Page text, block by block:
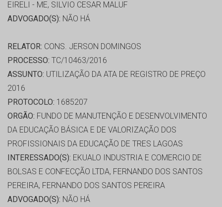
EIRELI - ME, SILVIO CESAR MALUF
ADVOGADO(S): NÃO HÁ
RELATOR: CONS. JERSON DOMINGOS
PROCESSO: TC/10463/2016
ASSUNTO: UTILIZAÇÃO DA ATA DE REGISTRO DE PREÇO
2016
PROTOCOLO: 1685207
ORGÃO: FUNDO DE MANUTENÇÃO E DESENVOLVIMENTO
DA EDUCAÇÃO BÁSICA E DE VALORIZAÇÃO DOS
PROFISSIONAIS DA EDUCAÇÃO DE TRES LAGOAS
INTERESSADO(S): EKUALO INDUSTRIA E COMERCIO DE
BOLSAS E CONFECÇÃO LTDA, FERNANDO DOS SANTOS
PEREIRA, FERNANDO DOS SANTOS PEREIRA
ADVOGADO(S): NÃO HÁ